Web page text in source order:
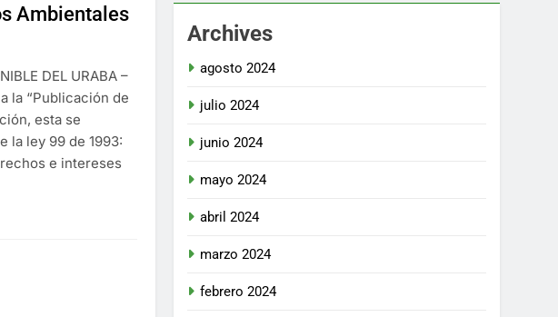
Ambientales
DEL URABA –
la “Publicación de
esta se
la ley 99 de 1993:
e intereses
Archives
agosto 2024
julio 2024
junio 2024
mayo 2024
abril 2024
marzo 2024
febrero 2024